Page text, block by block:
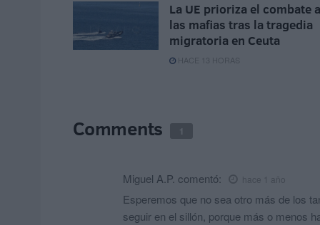
La UE prioriza el combate a
las mafias tras la tragedia
migratoria en Ceuta
HACE 13 HORAS
Comments 1
Miguel A.P. comentó: hace 1 año
Esperemos que no sea otro más de los
seguir en el sillón, porque más o menos